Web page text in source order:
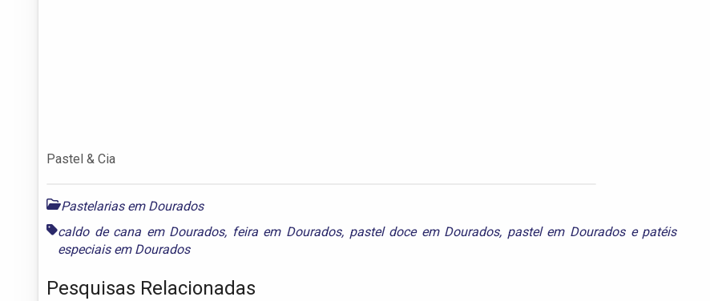
Pastel & Cia
Pastelarias em Dourados
caldo de cana em Dourados, feira em Dourados, pastel doce em Dourados, pastel em Douradose patéis
especiais em Dourados
Pesquisas Relacionadas